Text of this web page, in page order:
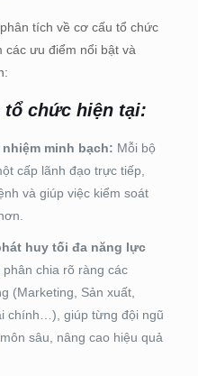
tích về cơ cấu tổ chức
các ưu điểm nổi bật và
tổ chức hiện tại:
minh bạch: Mỗi bộ
cấp lãnh đạo trực tiếp,
và giúp việc kiểm soát
huy tối đa năng lực
phân chia rõ ràng các
(Marketing, Sản xuất,
chính…), giúp từng đội ngũ
sâu, nâng cao hiệu quả